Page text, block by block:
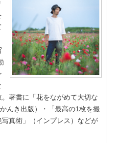
著書に「花をながめて大切な
んき出版）・「最高の1枚を撮
真術」（インプレス）などが